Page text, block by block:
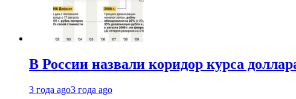
В России назвали коридор курса
3 года ago3 года ago